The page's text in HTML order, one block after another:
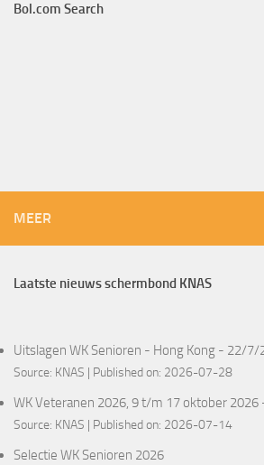
Bol.com Search
MEER
Laatste nieuws schermbond KNAS
Uitslagen WK Senioren - Hong Kong - 22/
Source: KNAS Published on: 2026-07-28
WK Veteranen 2026, 9 t/m 17 oktober 2026
Source: KNAS Published on: 2026-07-14
Selectie WK Senioren 2026